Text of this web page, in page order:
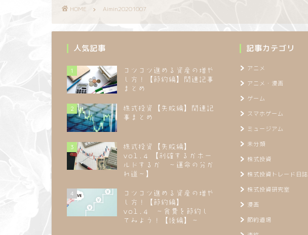
HOME Aimin20201007
人気記事
1
コツコツ進める資産の増や
し方！【節約編】関連記事
まとめ
2
株式投資【失敗編】関連記
事まとめ
3
株式投資【失敗編】
vol.4 【利確するかホー
ルドするか ～運命の分か
れ道～】
4
コツコツ進める資産の増や
し方！【節約編】
vol.4 ～食費を節約し
てみよう！【後編】～
記事カテゴリ
アニメ
アニメ・漫画
ゲーム
スマホゲーム
ミュージアム
未分類
株式投資
株式投資トレード日誌
株式投資研究室
漫画
節約道場